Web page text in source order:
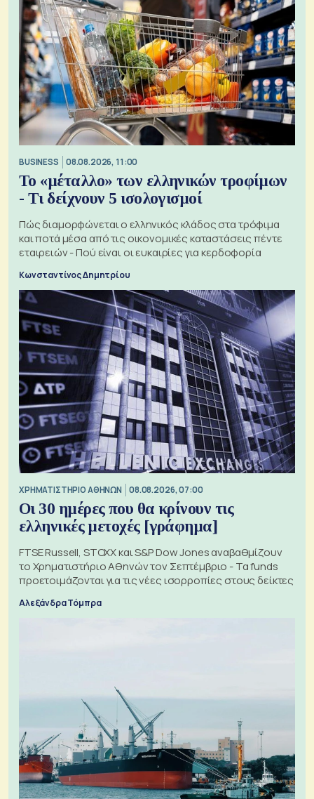
BUSINESS 08.08.2026, 11:00
Το «μέταλλο» των ελληνικών τροφίμων
- Τι δείχνουν 5 ισολογισμοί
Πώς διαμορφώνεται ο ελληνικός κλάδος στα τρόφιμα
και ποτά μέσα από τις οικονομικές καταστάσεις πέντε
εταιρειών - Πού είναι οι ευκαιρίες για κερδοφορία
Κωνσταντίνος Δημητρίου
XΡΗΜΑΤΙΣΤΗΡΙΟ ΑΘΗΝΩΝ 08.08.2026, 07:00
Οι 30 ημέρες που θα κρίνουν τις
ελληνικές μετοχές [γράφημα]
FTSE Russell, STOXX και S&P Dow Jones αναβαθμίζουν
το Χρηματιστήριο Αθηνών τον Σεπτέμβριο - Τα funds
προετοιμάζονται για τις νέες ισορροπίες στους δείκτες
Αλεξάνδρα Τόμπρα